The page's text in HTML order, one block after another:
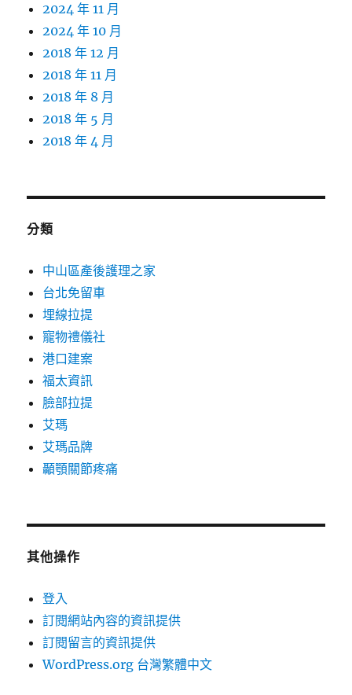
2024 年 11 月
2024 年 10 月
2018 年 12 月
2018 年 11 月
2018 年 8 月
2018 年 5 月
2018 年 4 月
分類
中山區產後護理之家
台北免留車
埋線拉提
寵物禮儀社
港口建案
福太資訊
臉部拉提
艾瑪
艾瑪品牌
顳顎關節疼痛
其他操作
登入
訂閱網站內容的資訊提供
訂閱留言的資訊提供
WordPress.org 台灣繁體中文